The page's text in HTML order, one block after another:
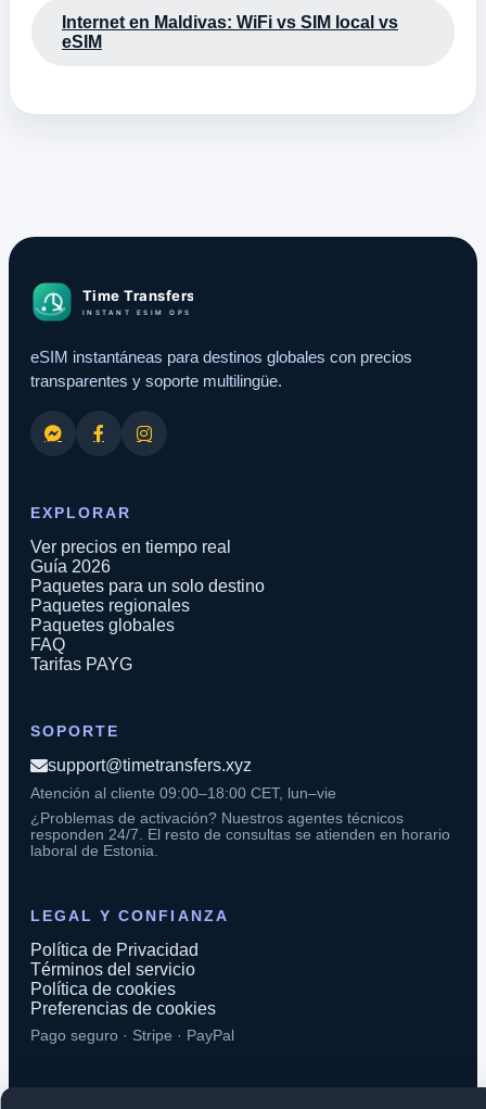
Internet en Maldivas: WiFi vs SIM local vs
eSIM
eSIM instantáneas para destinos globales con precios
transparentes y soporte multilingüe.
EXPLORAR
Ver precios en tiempo real
Guía 2026
Paquetes para un solo destino
Paquetes regionales
Paquetes globales
FAQ
Tarifas PAYG
SOPORTE
support@timetransfers.xyz
Atención al cliente 09:00–18:00 CET, lun–vie
¿Problemas de activación? Nuestros agentes técnicos
responden 24/7. El resto de consultas se atienden en horario
laboral de Estonia.
LEGAL Y CONFIANZA
Política de Privacidad
Términos del servicio
Política de cookies
Preferencias de cookies
Pago seguro · Stripe · PayPal